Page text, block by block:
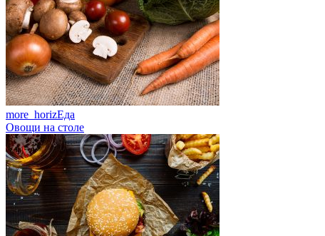
more_horizЕда
Овощи на столе